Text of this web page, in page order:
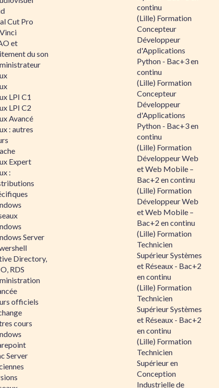
Cut Pro
et
du son
LPI C1
LPI C2
Avancé
: autres
Expert
:
Server
Directory,
RDS
officiels
cours
Server
continu
(Lille) Formation
Concepteur
Développeur
d'Applications
Python - Bac+3 en
continu
(Lille) Formation
Concepteur
Développeur
d'Applications
Python - Bac+3 en
continu
(Lille) Formation
Développeur Web
et Web Mobile –
Bac+2 en continu
(Lille) Formation
Développeur Web
et Web Mobile –
Bac+2 en continu
(Lille) Formation
Technicien
Supérieur Systèmes
et Réseaux - Bac+2
en continu
(Lille) Formation
Technicien
Supérieur Systèmes
et Réseaux - Bac+2
en continu
(Lille) Formation
Technicien
Supérieur en
Conception
Industrielle de